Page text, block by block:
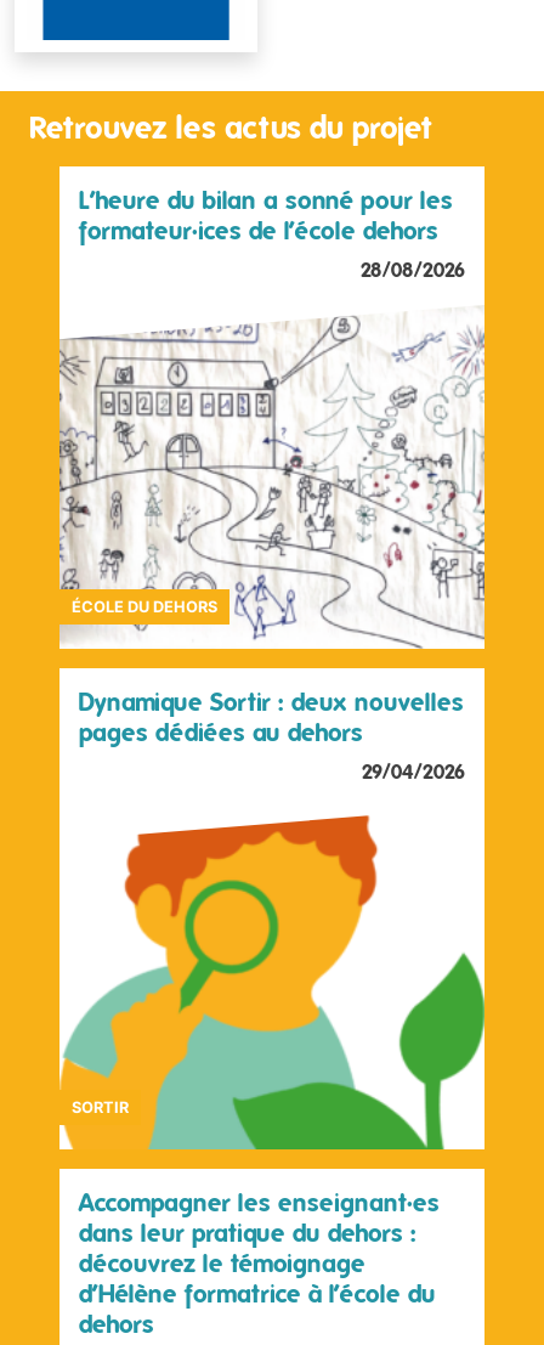
Retrouvez les actus du projet
L’heure du bilan a sonné pour les
formateur·ices de l’école dehors
28/08/2026
ÉCOLE DU DEHORS
Dynamique Sortir : deux nouvelles
pages dédiées au dehors
29/04/2026
SORTIR
Accompagner les enseignant·es
dans leur pratique du dehors :
découvrez le témoignage
d’Hélène formatrice à l’école du
dehors